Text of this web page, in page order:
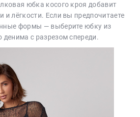
юбка косого кроя добавит
и лёгкости. Если вы предпочитаете
формы — выберите юбку из
денима с разрезом спереди.